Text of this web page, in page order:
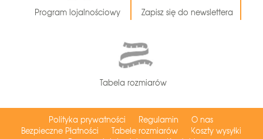
Program lojalnościowy Zapisz się do newslettera
Tabela rozmiarów
Polityka prywatności Regulamin
O nas
Bezpieczne Płatności
Tabele rozmiarów
Koszty wysyłki